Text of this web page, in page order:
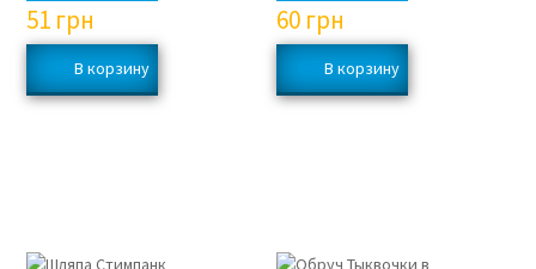
51 грн 60 грн